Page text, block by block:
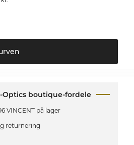
Optics boutique-fordele
VINCENT på lager
returnering